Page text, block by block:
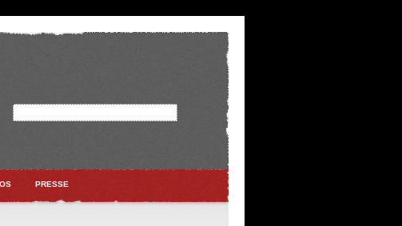
PRESSE